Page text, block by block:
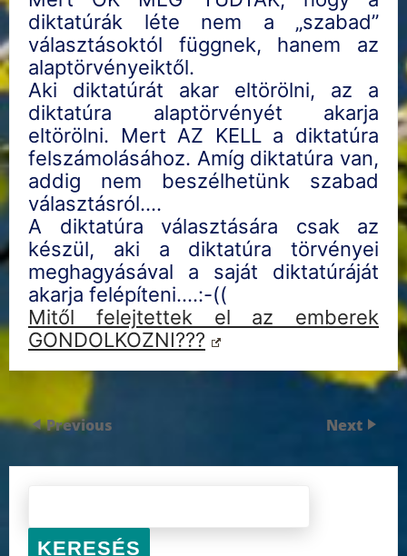
diktatúrák léte nem a „szabad”
választásoktól függnek, hanem az
alaptörvényeiktől.
Aki diktatúrát akar eltörölni, az a
diktatúra alaptörvényét akarja
eltörölni. Mert AZ KELL a diktatúra
felszámolásához. Amíg diktatúra van,
addig nem beszélhetünk szabad
választásról….
A diktatúra választására csak az
készül, aki a diktatúra törvényei
meghagyásával a saját diktatúráját
akarja felépíteni….:-((
Mitől felejtettek el az emberek
GONDOLKOZNI???
Previous Next
KERESÉS